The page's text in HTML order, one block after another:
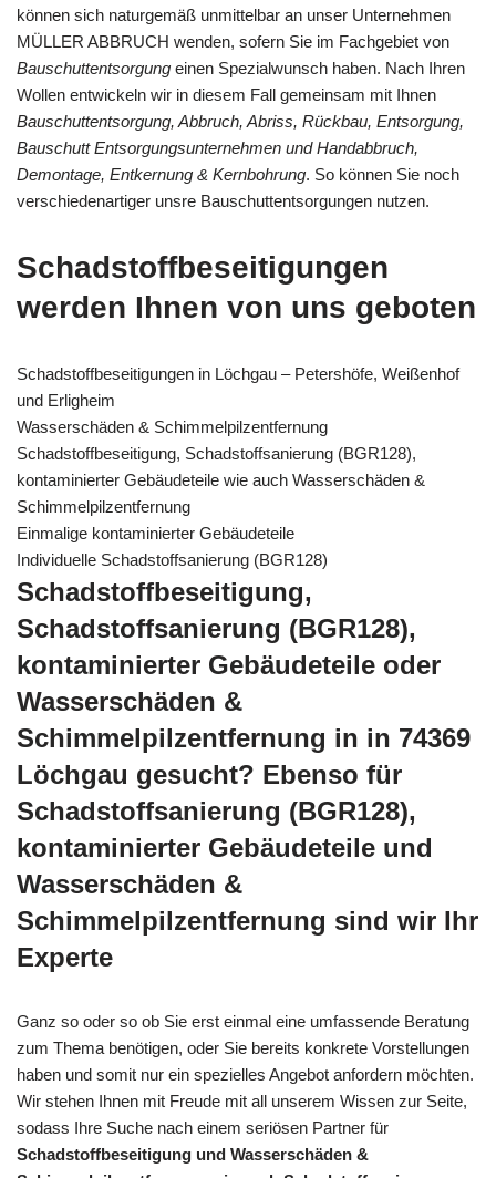
können sich naturgemäß unmittelbar an unser Unternehmen
MÜLLER ABBRUCH wenden, sofern Sie im Fachgebiet von
Bauschuttentsorgung einen Spezialwunsch haben. Nach Ihren
Wollen entwickeln wir in diesem Fall gemeinsam mit Ihnen
Bauschuttentsorgung, Abbruch, Abriss, Rückbau, Entsorgung,
Bauschutt Entsorgungsunternehmen und Handabbruch,
Demontage, Entkernung & Kernbohrung. So können Sie noch
verschiedenartiger unsre Bauschuttentsorgungen nutzen.
Schadstoffbeseitigungen
werden Ihnen von uns geboten
Schadstoffbeseitigungen in Löchgau – Petershöfe, Weißenhof
und Erligheim
Wasserschäden & Schimmelpilzentfernung
Schadstoffbeseitigung, Schadstoffsanierung (BGR128),
kontaminierter Gebäudeteile wie auch Wasserschäden &
Schimmelpilzentfernung
Einmalige kontaminierter Gebäudeteile
Individuelle Schadstoffsanierung (BGR128)
Schadstoffbeseitigung,
Schadstoffsanierung (BGR128),
kontaminierter Gebäudeteile oder
Wasserschäden &
Schimmelpilzentfernung in in 74369
Löchgau gesucht? Ebenso für
Schadstoffsanierung (BGR128),
kontaminierter Gebäudeteile und
Wasserschäden &
Schimmelpilzentfernung sind wir Ihr
Experte
Ganz so oder so ob Sie erst einmal eine umfassende Beratung
zum Thema benötigen, oder Sie bereits konkrete Vorstellungen
haben und somit nur ein spezielles Angebot anfordern möchten.
Wir stehen Ihnen mit Freude mit all unserem Wissen zur Seite,
sodass Ihre Suche nach einem seriösen Partner für
Schadstoffbeseitigung und Wasserschäden &